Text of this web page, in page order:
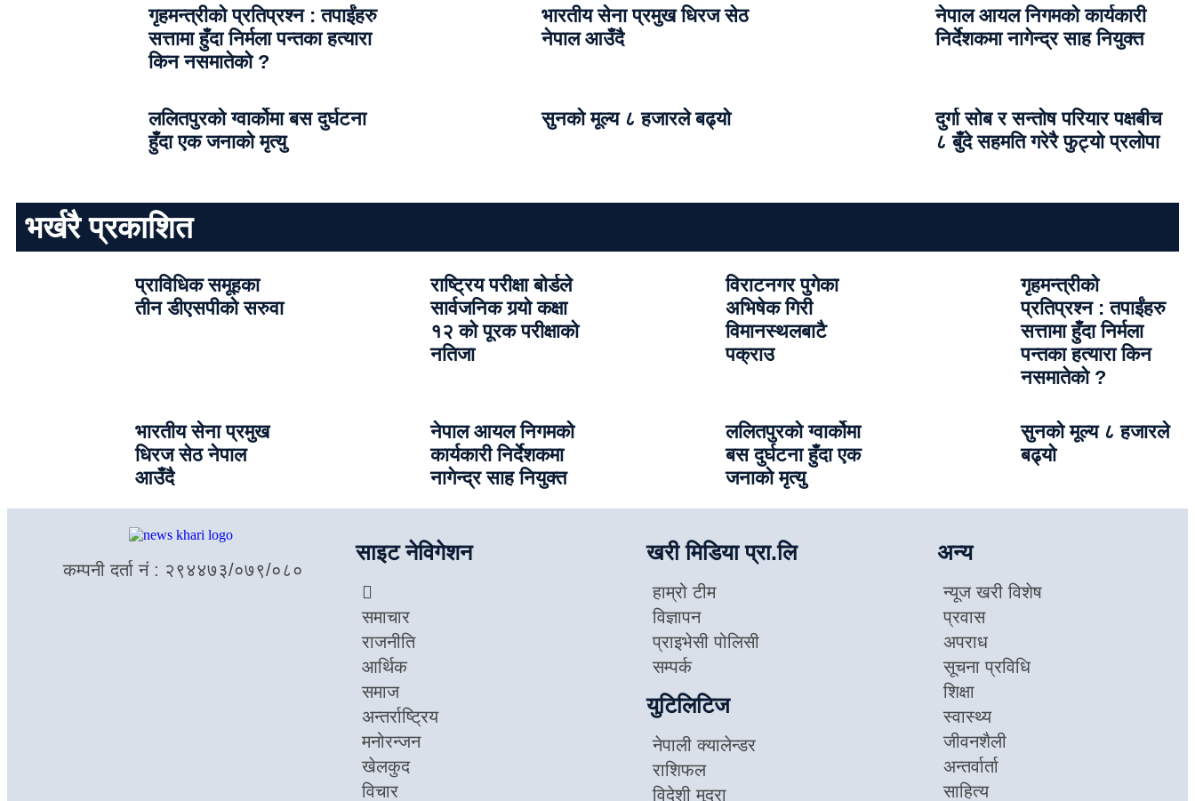
गृहमन्त्रीको प्रतिप्रश्न : तपाईंहरु
सत्तामा हुँदा निर्मला पन्तका हत्यारा
किन नसमातेको ?
भारतीय सेना प्रमुख धिरज सेठ
नेपाल आउँदै
नेपाल आयल निगमको कार्यकारी
निर्देशकमा नागेन्द्र साह नियुक्त
ललितपुरको ग्वार्कोमा बस दुर्घटना
हुँदा एक जनाको मृत्यु
सुनको मूल्य ८ हजारले बढ्यो
दुर्गा सोब र सन्तोष परियार पक्षबीच
८ बुँदे सहमति गरेरै फुट्यो प्रलोपा
भर्खरै प्रकाशित
प्राविधिक समूहका
तीन डीएसपीको सरुवा
राष्ट्रिय परीक्षा बोर्डले
सार्वजनिक गर्‍यो कक्षा
१२ को पूरक परीक्षाको
नतिजा
विराटनगर पुगेका
अभिषेक गिरी
विमानस्थलबाटै
पक्राउ
गृहमन्त्रीको
प्रतिप्रश्न : तपाईंहरु
सत्तामा हुँदा निर्मला
पन्तका हत्यारा किन
नसमातेको ?
भारतीय सेना प्रमुख
धिरज सेठ नेपाल
आउँदै
नेपाल आयल निगमको
कार्यकारी निर्देशकमा
नागेन्द्र साह नियुक्त
ललितपुरको ग्वार्कोमा
बस दुर्घटना हुँदा एक
जनाको मृत्यु
सुनको मूल्य ८ हजारले
बढ्यो
कम्पनी दर्ता नं : २९४४७३/०७९/०८०
साइट नेविगेशन
समाचार
राजनीति
आर्थिक
समाज
अन्तर्राष्ट्रिय
मनोरन्जन
खेलकुद
विचार
खरी मिडिया प्रा.लि
हाम्रो टीम
विज्ञापन
प्राइभेसी पोलिसी
सम्पर्क
युटिलिटिज
नेपाली क्यालेन्डर
राशिफल
विदेशी मुद्रा
अन्य
न्यूज खरी विशेष
प्रवास
अपराध
सूचना प्रविधि
शिक्षा
स्वास्थ्य
जीवनशैली
अन्तर्वार्ता
साहित्य